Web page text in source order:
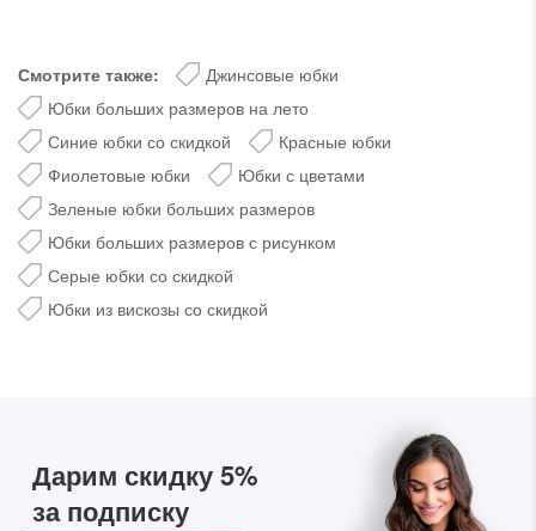
Смотрите также:
Джинсовые юбки
Юбки больших размеров на лето
Синие юбки со скидкой
Красные юбки
Фиолетовые юбки
Юбки с цветами
Зеленые юбки больших размеров
Юбки больших размеров с рисунком
Серые юбки со скидкой
Юбки из вискозы со скидкой
Дарим скидку 5%
за подписку
Стильные подборки, эксклюзивные акции и горячие
распродажи в удобном формате